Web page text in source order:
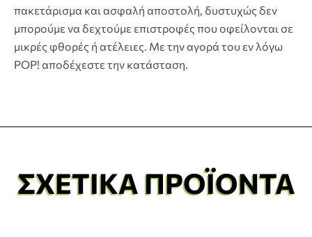
πακετάρισμα και ασφαλή αποστολή, δυστυχώς δεν
μπορούμε να δεχτούμε επιστροφές που οφείλονται σε
μικρές φθορές ή ατέλειες. Με την αγορά του εν λόγω
POP! αποδέχεστε την κατάσταση.
ΣΧΕΤΙΚΆ ΠΡΟΪΌΝΤΑ